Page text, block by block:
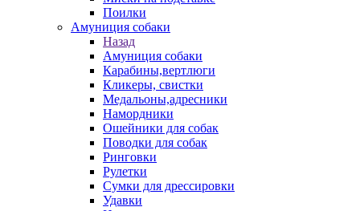
Поилки
Амуниция собаки
Назад
Амуниция собаки
Карабины,вертлюги
Кликеры, свистки
Медальоны,адресники
Намордники
Ошейники для собак
Поводки для собак
Ринговки
Рулетки
Сумки для дрессировки
Удавки